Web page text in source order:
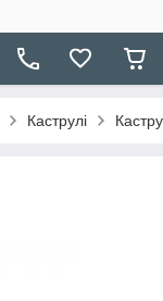
Каструлі